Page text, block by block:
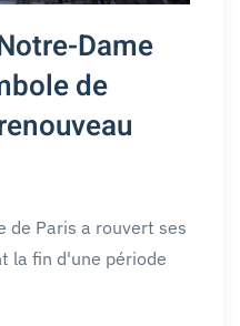
Dame
de
de Paris a rouvert ses
la fin d'une période